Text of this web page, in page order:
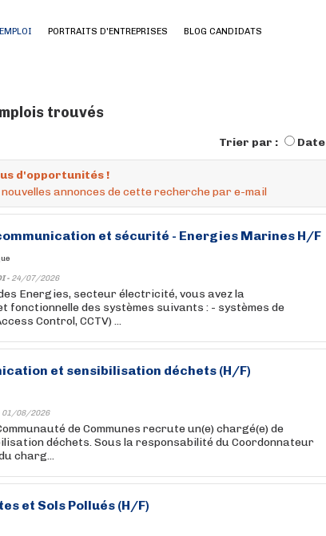
PORTRAITS D'ENTREPRISES BLOG CANDIDATS
trouvés
Trier par : Date
d'opportunités !
nouvelles annonces de cette recherche par e-mail
et sécurité - Energies Marines H/F
- 24/07/2026
Energies, secteur électricité, vous avez la
fonctionnelle des systèmes suivants : - systèmes de
Control, CCTV) ...
et sensibilisation déchets (H/F)
01/08/2026
de Communes recrute un(e) chargé(e) de
déchets. Sous la responsabilité du Coordonnateur
charg...
et Sols Pollués (H/F)